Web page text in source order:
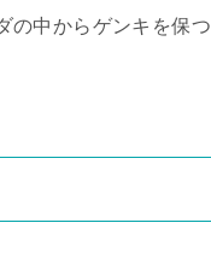
の中からゲンキを保つ